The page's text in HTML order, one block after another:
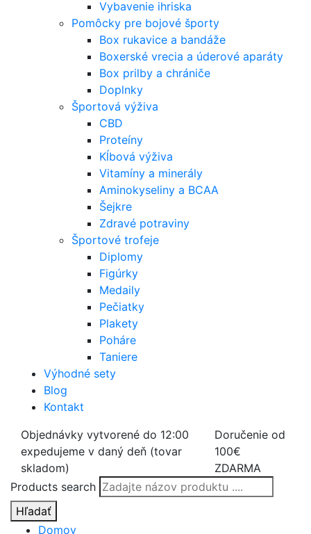
Vybavenie ihriska
Pomôcky pre bojové športy
Box rukavice a bandáže
Boxerské vrecia a úderové aparáty
Box prilby a chrániče
Doplnky
Športová výživa
CBD
Proteíny
Kĺbová výživa
Vitamíny a minerály
Aminokyseliny a BCAA
Šejkre
Zdravé potraviny
Športové trofeje
Diplomy
Figúrky
Medaily
Pečiatky
Plakety
Poháre
Taniere
Výhodné sety
Blog
Kontakt
Objednávky vytvorené do 12:00
expedujeme v daný deň (tovar
skladom)
Doručenie od
100€
ZDARMA
Products search
Hľadať
Domov